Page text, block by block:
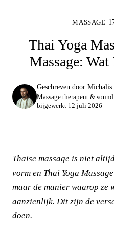
MASSAGE·
Thai Yoga
Massage:
Geschreven door Michalis
Massage therapeut &
bijgewerkt 12 juli 2026
Thaise massage is niet
vorm en Thai Yoga
maar de manier waarop ze
aanzienlijk. Dit zijn de
doen.